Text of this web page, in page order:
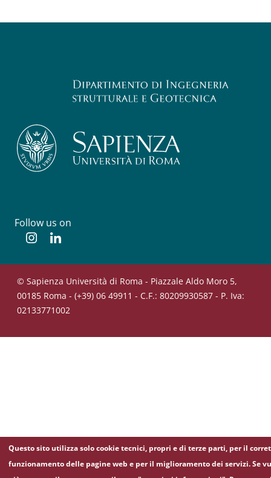
Follow us on
Instagram
© Sapienza Università di Roma - Piazzale Aldo Moro 5,
00185 Roma - (+39) 06 49911 - C.F.: 80209930587 - P. Iva:
02133771002
Questo sito utilizza solo cookie tecnici, propri e di terze parti, per il
funzionamento delle pagine web e per il miglioramento dei servizi. Se